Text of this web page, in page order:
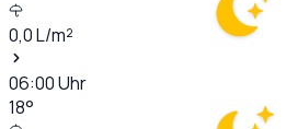
0,0L/m²
06:00Uhr
18°